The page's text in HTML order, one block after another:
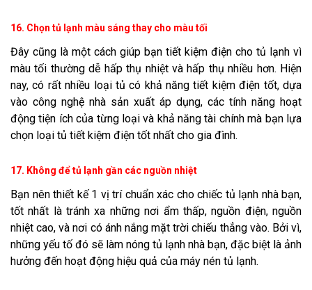
16. Chọn tủ lạnh màu sáng thay cho màu tối
Đây cũng là một cách giúp bạn tiết kiệm điện cho tủ lạnh vì
màu tối thường dễ hấp thụ nhiệt và hấp thụ nhiều hơn. Hiện
nay, có rất nhiều loại tủ có khả năng tiết kiệm điện tốt, dựa
vào công nghệ nhà sản xuất áp dụng, các tính năng hoạt
động tiện ích của từng loại và khả năng tài chính mà bạn lựa
chọn loại tủ tiết kiệm điện tốt nhất cho gia đình.
17. Không để tủ lạnh gần các nguồn nhiệt
Bạn nên thiết kế 1 vị trí chuẩn xác cho chiếc tủ lạnh nhà bạn,
tốt nhất là tránh xa những nơi ẩm thấp, nguồn điện, nguồn
nhiệt cao, và nơi có ánh nắng mặt trời chiếu thẳng vào. Bởi vì,
những yếu tố đó sẽ làm nóng tủ lạnh nhà bạn, đặc biệt là ảnh
hưởng đến hoạt động hiệu quả của máy nén tủ lạnh.